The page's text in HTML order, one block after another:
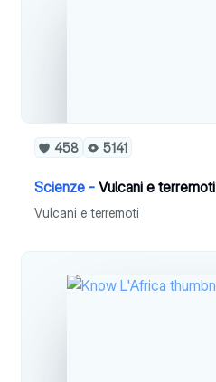
458 5141
Scienze - Vulcani e terremoti
Vulcani e terremoti